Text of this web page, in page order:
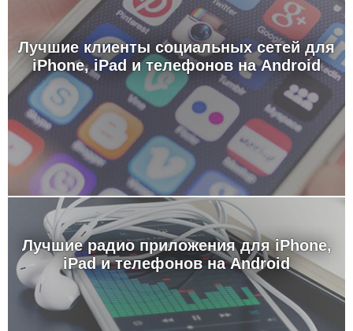
Лучшие клиенты социальных сетей для
iPhone, iPad и телефонов на Android
Лучшие радио приложения для iPhone,
iPad и телефонов на Android